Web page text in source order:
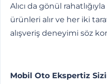
Alıcı da gönül
ürünleri alır ve her iki
alışveriş deneyimi söz
Mobil Oto Ekspertiz